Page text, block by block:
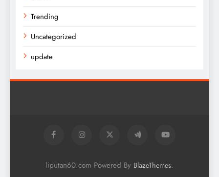
Trending
Uncategorized
update
liputan60.com Powered By BlazeThemes.